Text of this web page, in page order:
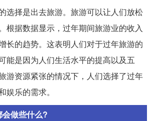
选择是出去旅游。旅游可以让人们放松
根据数据显示，过年期间旅游业的收入
长的趋势。这表明人们对于过年旅游的
能是因为人们生活水平的提高以及五
游资源紧张的情况下，人们选择了过年
娱乐的需求。
做些什么?